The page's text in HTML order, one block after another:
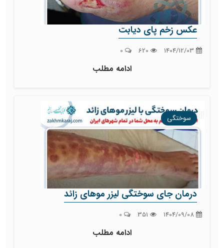
عکس زخم پای دیابت
ادامه مطلب
سوختگی
درمان جای سوختگی لیزر موهای زائد
ادامه مطلب